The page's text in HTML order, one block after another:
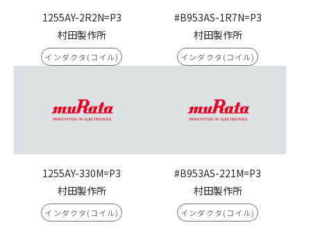
1255AY-2R2N=P3
村田製作所
インダクタ(コイル)
#B953AS-1R7N=P3
村田製作所
インダクタ(コイル)
1255AY-330M=P3
村田製作所
インダクタ(コイル)
#B953AS-221M=P3
村田製作所
インダクタ(コイル)